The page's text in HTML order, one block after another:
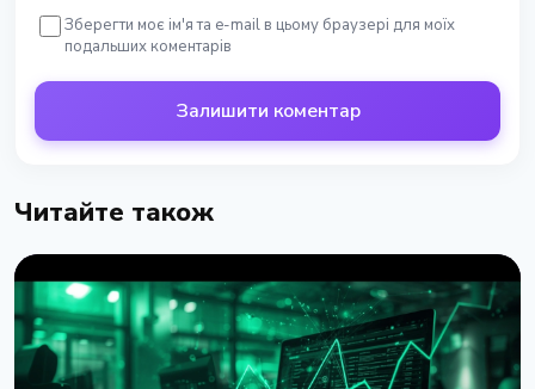
Зберегти моє ім'я та e-mail в цьому браузері для моїх
подальших коментарів
Залишити коментар
Читайте також